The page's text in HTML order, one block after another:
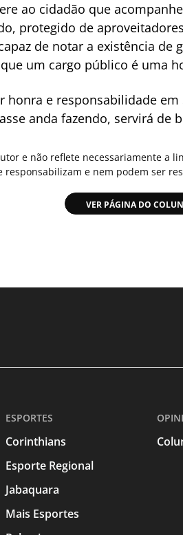
ao cidadão que
protegido de
de notar a existência
um cargo público é uma
honra e responsabilidade
anda fazendo, servirá de
e não reflete necessariamente a
e nem podem ser
VER PÁGINA DO
ESPORTES
Corinthians
Esporte Regional
Jabaquara
Mais Esportes